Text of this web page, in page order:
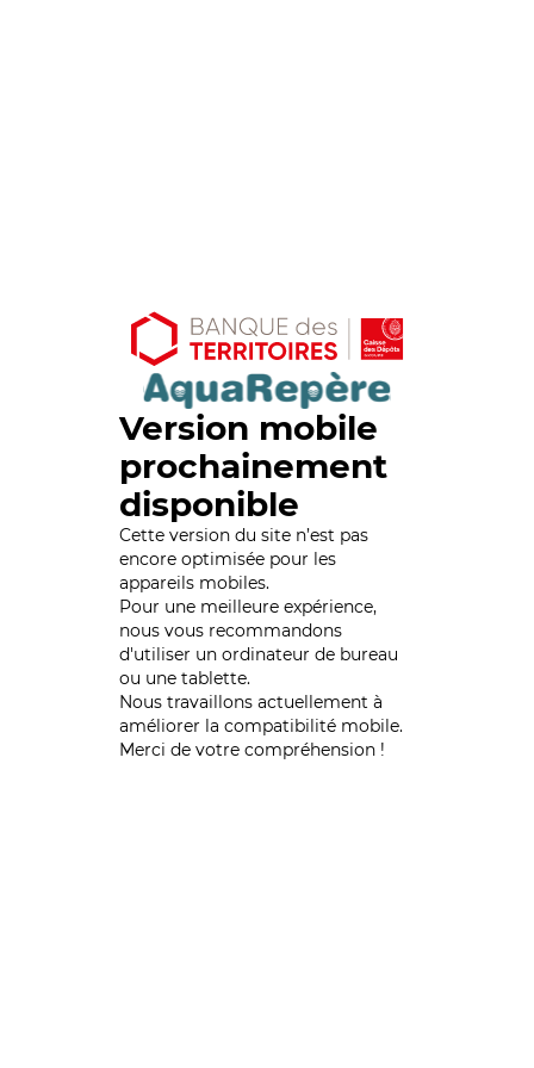
Version mobile
prochainement
disponible
Cette version du site n’est pas
encore optimisée pour les
appareils mobiles.
Pour une meilleure expérience,
nous vous recommandons
d'utiliser un ordinateur de bureau
ou une tablette.
Nous travaillons actuellement à
améliorer la compatibilité mobile.
Merci de votre compréhension !